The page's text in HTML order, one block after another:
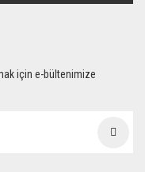
için e-bültenimize